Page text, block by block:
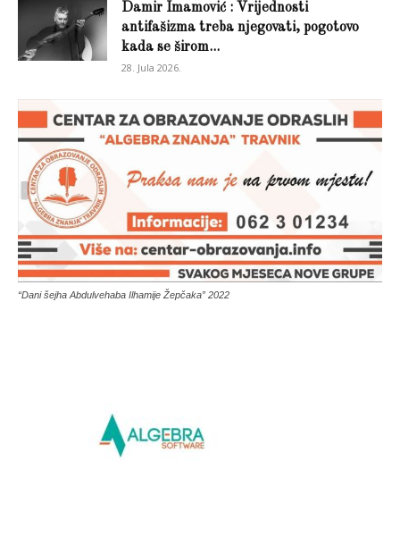
Damir Imamović : Vrijednosti
antifašizma treba njegovati, pogotovo
kada se širom...
28. Jula 2026.
“Dani šejha Abdulvehaba Ilhamije Žepčaka” 2022